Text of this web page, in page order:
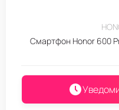
Смартфон Honor 600